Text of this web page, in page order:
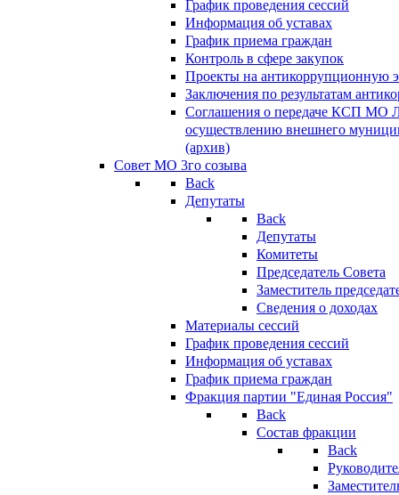
График проведения сессий
Информация об уставах
График приема граждан
Контроль в сфере закупок
Проекты на антикоррупционную
Заключения по результатам
Соглашения о передаче КСП МО
осуществлению внешнего
(архив)
Совет МО 3го созыва
Back
Депутаты
Back
Депутаты
Комитеты
Председатель Совета
Заместитель
Сведения о доходах
Материалы сессий
График проведения сессий
Информация об уставах
График приема граждан
Фракция партии "Единая Россия"
Back
Состав фракции
Back